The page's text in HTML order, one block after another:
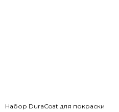
Набор DuraCoat для покраски